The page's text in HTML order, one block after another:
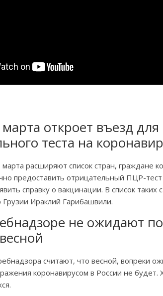
марта откроет въезд
теста на
марта расширяют список стран, граждане
предоставить отрицательный ПЦР-
справку о вакцинации. В список
Ираклий Гарибашвили.
не ожидают
считают, что весной, вопреки
коронавирусом в России не